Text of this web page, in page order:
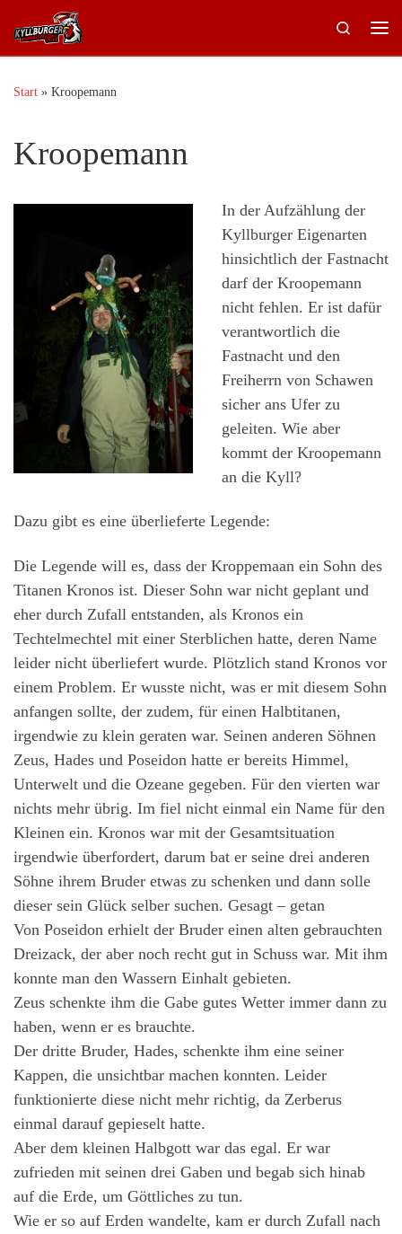
Zum Inhalt springen
Search
Start » Kroopemann
Kroopemann
In der Aufzählung der
Kyllburger Eigenarten
hinsichtlich der Fastnacht
darf der Kroopemann
nicht fehlen. Er ist dafür
verantwortlich die
Fastnacht und den
Freiherrn von Schawen
sicher ans Ufer zu
geleiten. Wie aber
kommt der Kroopemann
an die Kyll?
Dazu gibt es eine überlieferte Legende:
Die Legende will es, dass der Kroppemaan ein Sohn des
Titanen Kronos ist. Dieser Sohn war nicht geplant und
eher durch Zufall entstanden, als Kronos ein
Techtelmechtel mit einer Sterblichen hatte, deren Name
leider nicht überliefert wurde. Plötzlich stand Kronos vor
einem Problem. Er wusste nicht, was er mit diesem Sohn
anfangen sollte, der zudem, für einen Halbtitanen,
irgendwie zu klein geraten war. Seinen anderen Söhnen
Zeus, Hades und Poseidon hatte er bereits Himmel,
Unterwelt und die Ozeane gegeben. Für den vierten war
nichts mehr übrig. Im fiel nicht einmal ein Name für den
Kleinen ein. Kronos war mit der Gesamtsituation
irgendwie überfordert, darum bat er seine drei anderen
Söhne ihrem Bruder etwas zu schenken und dann solle
dieser sein Glück selber suchen. Gesagt – getan
Von Poseidon erhielt der Bruder einen alten gebrauchten
Dreizack, der aber noch recht gut in Schuss war. Mit ihm
konnte man den Wassern Einhalt gebieten.
Zeus schenkte ihm die Gabe gutes Wetter immer dann zu
haben, wenn er es brauchte.
Der dritte Bruder, Hades, schenkte ihm eine seiner
Kappen, die unsichtbar machen konnten. Leider
funktionierte diese nicht mehr richtig, da Zerberus
einmal darauf gepieselt hatte.
Aber dem kleinen Halbgott war das egal. Er war
zufrieden mit seinen drei Gaben und begab sich hinab
auf die Erde, um Göttliches zu tun.
Wie er so auf Erden wandelte, kam er durch Zufall nach